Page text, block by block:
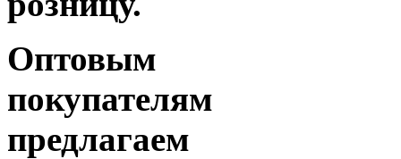
Оптовым
покупателям
предлагаем